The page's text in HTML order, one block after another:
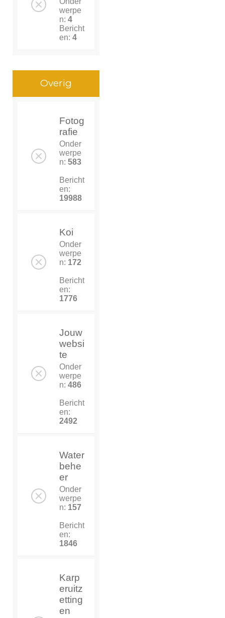
werpe
n: 4
Bericht
en: 4
Overig
Fotog
rafie
Onder
werpe
n: 583
Bericht
en:
19988
Koi
Onder
werpe
n: 172
Bericht
en:
1776
Jouw
websi
te
Onder
werpe
n: 486
Bericht
en:
2492
Water
behe
er
Onder
werpe
n: 157
Bericht
en:
1846
Karp
eruitz
etting
en